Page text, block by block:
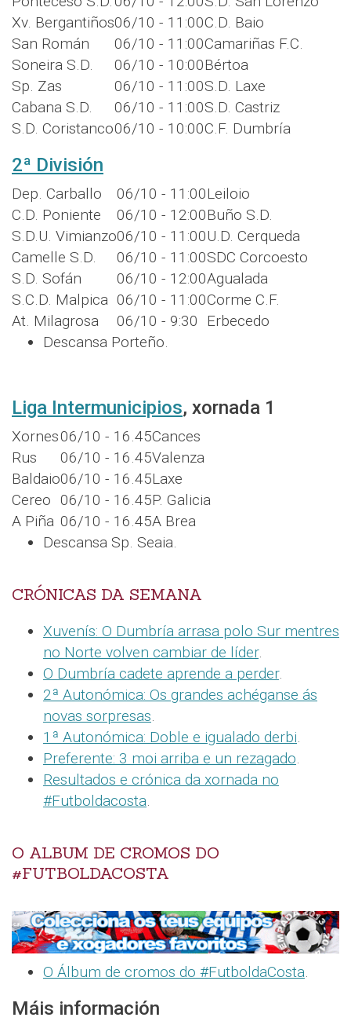
Xv. Bergantiños06/10 - 11:00C.D. Baio
San Román
06/10 - 11:00Camariñas F.C.
Soneira S.D.
06/10 - 10:00Bértoa
Sp. Zas
06/10 - 11:00S.D. Laxe
Cabana S.D.
06/10 - 11:00S.D. Castriz
S.D. Coristanco06/10 - 10:00C.F. Dumbría
2ª División
Dep. Carballo 06/10 - 11:00Leiloio
C.D. Poniente
06/10 - 12:00Buño S.D.
S.D.U. Vimianzo06/10 - 11:00U.D. Cerqueda
Camelle S.D.
06/10 - 11:00SDC Corcoesto
S.D. Sofán
06/10 - 12:00Agualada
S.C.D. Malpica 06/10 - 11:00Corme C.F.
At. Milagrosa
06/10 - 9:30
Erbecedo
Descansa Porteño.
Liga Intermunicipios, xornada 1
Xornes06/10 - 16.45Cances
Rus
06/10 - 16.45Valenza
Baldaio06/10 - 16.45Laxe
Cereo 06/10 - 16.45P. Galicia
A Piña 06/10 - 16.45A Brea
Descansa Sp. Seaia.
CRÓNICAS DA SEMANA
Xuvenís: O Dumbría arrasa polo Sur mentres
no Norte volven cambiar de líder.
O Dumbría cadete aprende a perder.
2ª Autonómica: Os grandes achéganse ás
novas sorpresas.
1ª Autonómica: Doble e igualado derbi.
Preferente: 3 moi arriba e un rezagado.
Resultados e crónica da xornada no
#Futboldacosta.
O ALBUM DE CROMOS DO
#FUTBOLDACOSTA
O Álbum de cromos do #FutboldaCosta.
Máis información